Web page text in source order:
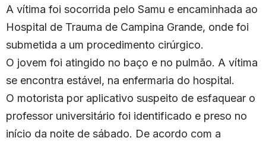
A vítima foi socorrida pelo Samu e encaminhada ao
Hospital de Trauma de Campina Grande, onde foi
submetida a um procedimento cirúrgico.
O jovem foi atingido no baço e no pulmão. A vítima
se encontra estável, na enfermaria do hospital.
O motorista por aplicativo suspeito de esfaquear o
professor universitário foi identificado e preso no
início da noite de sábado. De acordo com a